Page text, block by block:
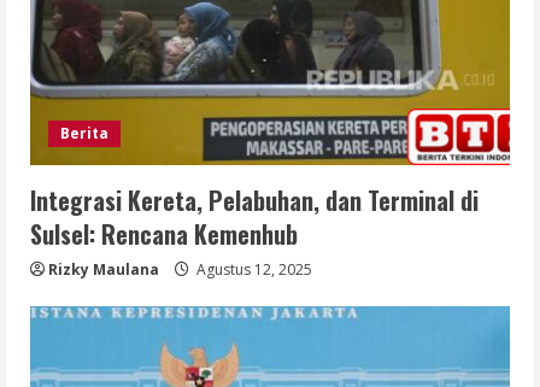
Berita
Integrasi Kereta, Pelabuhan, dan Terminal di
Sulsel: Rencana Kemenhub
Rizky Maulana Agustus 12, 2025